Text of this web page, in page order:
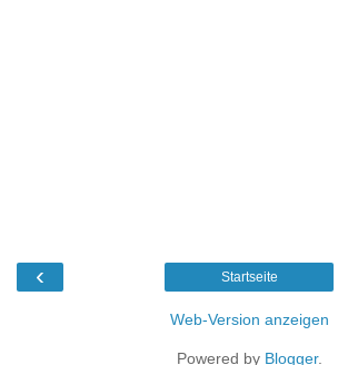
‹ Startseite
Web-Version anzeigen
Powered by Blogger.